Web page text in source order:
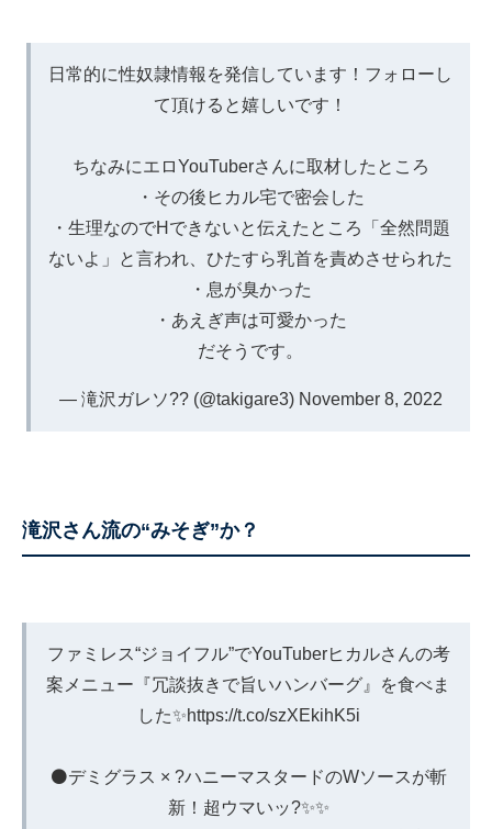
日常的に性奴隷情報を発信しています！フォローし
て頂けると嬉しいです！
ちなみにエロYouTuberさんに取材したところ
・その後ヒカル宅で密会した
・生理なのでHできないと伝えたところ「全然問題
ないよ」と言われ、ひたすら乳首を責めさせられた
・息が臭かった
・あえぎ声は可愛かった
だそうです。
— 滝沢ガレソ?? (@takigare3) November 8, 2022
滝沢さん流の“みそぎ”か？
ファミレス“ジョイフル”でYouTuberヒカルさんの考
案メニュー『冗談抜きで旨いハンバーグ』を食べま
した✨https://t.co/szXEkihK5i
⚫デミグラス × ?ハニーマスタードのWソースが斬
新！超ウマいッ?✨✨